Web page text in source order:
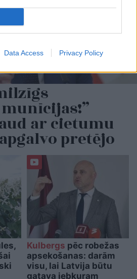
Data Access Privacy Policy
ar cietumu
pretējo
Kulbergs pēc robežas
apsekošanas: darām
visu, lai Latvija būtu
gatava jebkuram